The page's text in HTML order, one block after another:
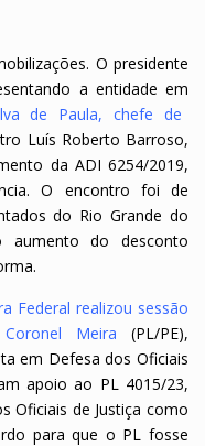
O presidente
a entidade em
de Paula, chefe de
Luís Roberto Barroso,
da ADI 6254/2019,
O encontro foi de
do Rio Grande do
aumento do desconto
Federal realizou sessão
Meira (PL/PE),
em Defesa dos Oficiais
apoio ao PL 4015/23,
Oficiais de Justiça como
para que o PL fosse